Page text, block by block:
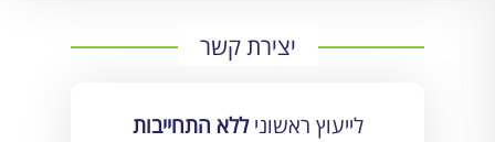
יצירת קשר
לייעוץ ראשוניללא התחייבות